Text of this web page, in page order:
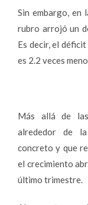
Sin embargo, en
rubro arrojó un
Es decir, el
es 2.2 veces
Más allá de las
alrededor de
concreto y que
el crecimiento
último trimestre.